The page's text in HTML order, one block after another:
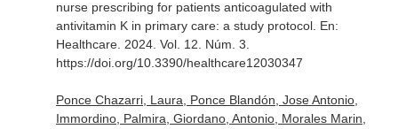
nurse prescribing for patients anticoagulated with
antivitamin K in primary care: a study protocol. En:
Healthcare. 2024. Vol. 12. Núm. 3.
https://doi.org/10.3390/healthcare12030347
Ponce Chazarri, Laura, Ponce Blandón, Jose Antonio,
Immordino, Palmira, Giordano, Antonio, Morales Marin,